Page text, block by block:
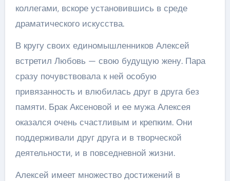
коллегами, вскоре установившись в среде
драматического искусства.
В кругу своих единомышленников Алексей
встретил Любовь — свою будущую жену. Пара
сразу почувствовала к ней особую
привязанность и влюбилась друг в друга без
памяти. Брак Аксеновой и ее мужа Алексея
оказался очень счастливым и крепким. Они
поддерживали друг друга и в творческой
деятельности, и в повседневной жизни.
Алексей имеет множество достижений в